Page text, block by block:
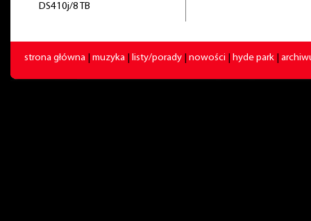
DS410j/8 TB
strona główna muzyka listy/porady nowości hyde park